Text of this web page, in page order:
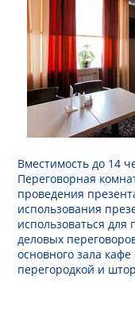
Вместимость до 14
Переговорная
проведения
использования
использоваться для
деловых
основного зала
перегородкой и